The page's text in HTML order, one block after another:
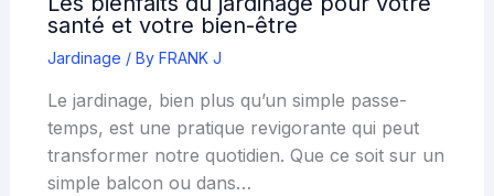
santé et votre bien-être
Jardinage / By FRANK J
Le jardinage, bien plus qu’un simple passe-
temps, est une pratique revigorante qui peut
transformer notre quotidien. Que ce soit sur un
simple balcon ou dans…